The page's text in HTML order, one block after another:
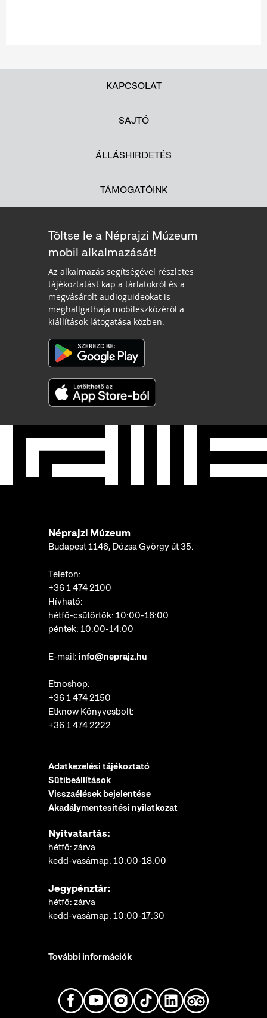
KAPCSOLAT
SAJTÓ
ÁLLÁSHIRDETÉS
TÁMOGATÓINK
Töltse le a Néprajzi Múzeum
mobil alkalmazását!
Az alkalmazás segítségével részletes
tájékoztatást kap a tárlatokról és a
megvásárolt audioguideokat is
meghallgathaja mobileszközéről a
kiállítások látogatása közben.
Néprajzi Múzeum
Budapest 1146, Dózsa György út 35.
Telefon:
+36 1 474 2100
Hívható:
hétfő-csütörtök: 10:00-16:00
péntek: 10:00-14:00
E-mail: info@neprajz.hu
Etnoshop:
+36 1 474 2150
Etknow Könyvesbolt:
+36 1 474 2222
Adatkezelési tájékoztató
Sütibeállítások
Visszaélések bejelentése
Akadálymentesítési nyilatkozat
Nyitvatartás:
hétfő: zárva
kedd-vasárnap: 10:00-18:00
Jegypénztár:
hétfő: zárva
kedd-vasárnap: 10:00-17:30
További információk